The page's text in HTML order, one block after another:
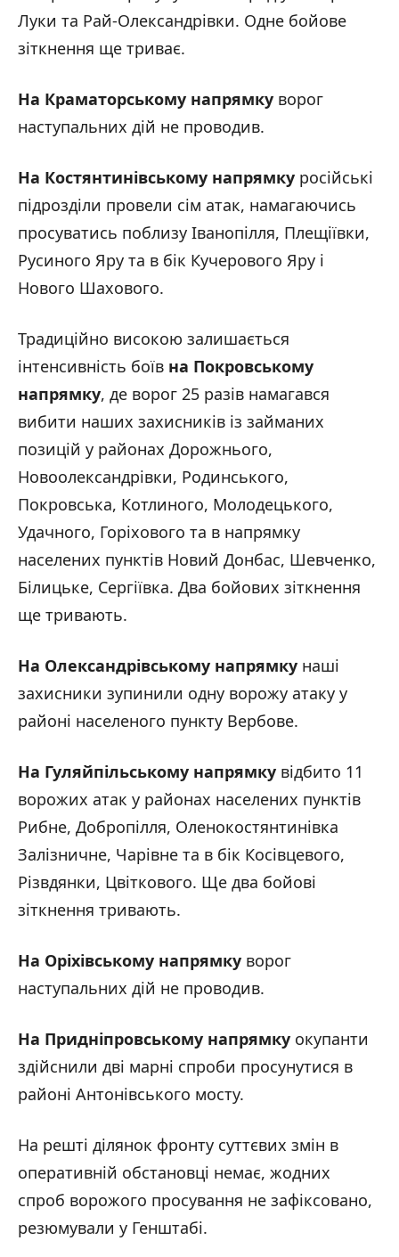
Луки та Рай-Олександрівки. Одне бойове
зіткнення ще триває.
На Краматорському напрямку ворог
наступальних дій не проводив.
На Костянтинівському напрямку російські
підрозділи провели сім атак, намагаючись
просуватись поблизу Іванопілля, Плещіївки,
Русиного Яру та в бік Кучерового Яру і
Нового Шахового.
Традиційно високою залишається
інтенсивність боїв на Покровському
напрямку, де ворог 25 разів намагався
вибити наших захисників із займаних
позицій у районах Дорожнього,
Новоолександрівки, Родинського,
Покровська, Котлиного, Молодецького,
Удачного, Горіхового та в напрямку
населених пунктів Новий Донбас, Шевченко,
Білицьке, Сергіївка. Два бойових зіткнення
ще тривають.
На Олександрівському напрямку наші
захисники зупинили одну ворожу атаку у
районі населеного пункту Вербове.
На Гуляйпільському напрямку відбито 11
ворожих атак у районах населених пунктів
Рибне, Добропілля, Оленокостянтинівка
Залізничне, Чарівне та в бік Косівцевого,
Різвдянки, Цвіткового. Ще два бойові
зіткнення тривають.
На Оріхівському напрямку ворог
наступальних дій не проводив.
На Придніпровському напрямку окупанти
здійснили дві марні спроби просунутися в
районі Антонівського мосту.
На решті ділянок фронту суттєвих змін в
оперативній обстановці немає, жодних
спроб ворожого просування не зафіксовано,
резюмували у Генштабі.